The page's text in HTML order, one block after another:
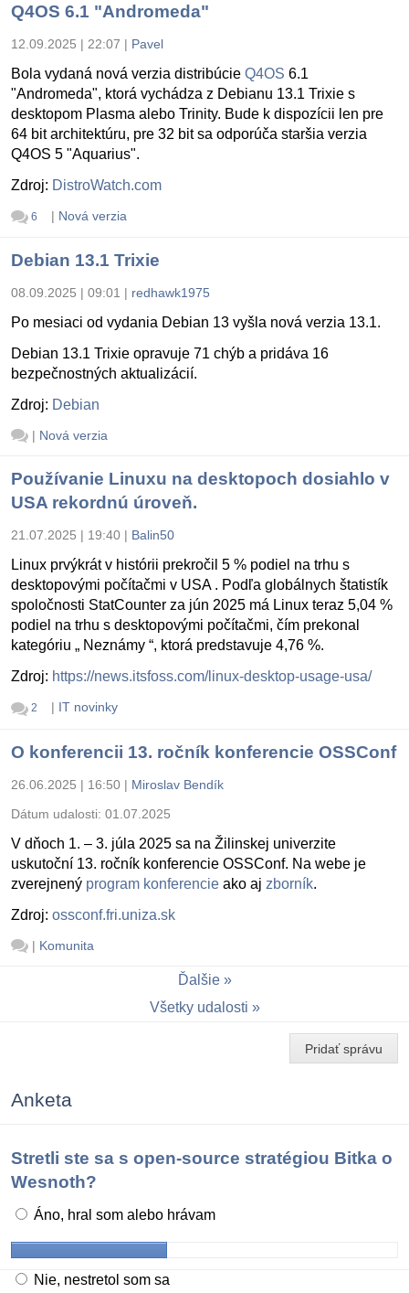
Q4OS 6.1 "Andromeda"
12.09.2025 | 22:07 | Pavel
Bola vydaná nová verzia distribúcie Q4OS 6.1
"Andromeda", ktorá vychádza z Debianu 13.1 Trixie s
desktopom Plasma alebo Trinity. Bude k dispozícii len pre
64 bit architektúru, pre 32 bit sa odporúča staršia verzia
Q4OS 5 "Aquarius".
Zdroj: DistroWatch.com
6 | Nová verzia
Debian 13.1 Trixie
08.09.2025 | 09:01 | redhawk1975
Po mesiaci od vydania Debian 13 vyšla nová verzia 13.1.
Debian 13.1 Trixie opravuje 71 chýb a pridáva 16
bezpečnostných aktualizácií.
Zdroj: Debian
| Nová verzia
Používanie Linuxu na desktopoch dosiahlo v
USA rekordnú úroveň.
21.07.2025 | 19:40 | Balin50
Linux prvýkrát v histórii prekročil 5 % podiel na trhu s
desktopovými počítačmi v USA . Podľa globálnych štatistík
spoločnosti StatCounter za jún 2025 má Linux teraz 5,04 %
podiel na trhu s desktopovými počítačmi, čím prekonal
kategóriu „ Neznámy “, ktorá predstavuje 4,76 %.
Zdroj: https://news.itsfoss.com/linux-desktop-usage-usa/
2 | IT novinky
O konferencii 13. ročník konferencie OSSConf
26.06.2025 | 16:50 | Miroslav Bendík
Dátum udalosti: 01.07.2025
V dňoch 1. – 3. júla 2025 sa na Žilinskej univerzite
uskutoční 13. ročník konferencie OSSConf. Na webe je
zverejnený program konferencie ako aj zborník.
Zdroj: ossconf.fri.uniza.sk
| Komunita
Ďalšie
Všetky udalosti
Pridať správu
Anketa
Stretli ste sa s open-source stratégiou Bitka o
Wesnoth?
Áno, hral som alebo hrávam
Nie, nestretol som sa